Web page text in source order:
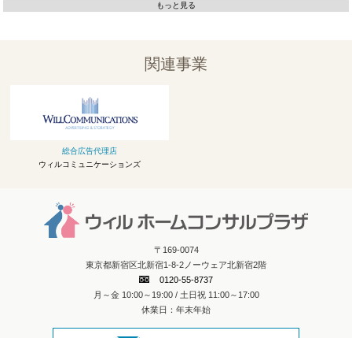
もっと見る
関連事業
総合広告代理店
ウィルコミュニケーションズ
〒169-0074
東京都新宿区北新宿1-8-2ノーウェア北新宿2階
0120-55-8737
月～金 10:00～19:00 / 土日祝 11:00～17:00
休業日：年末年始